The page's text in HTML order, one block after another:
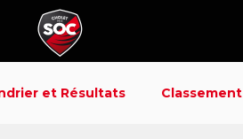
et Résultats Classement